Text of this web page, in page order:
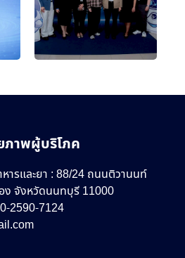
าพผู้บริโภค
ารและยา : 88/24 ถนนติวานนท์
ง จังหวัดนนทบุรี 11000
2590-7124